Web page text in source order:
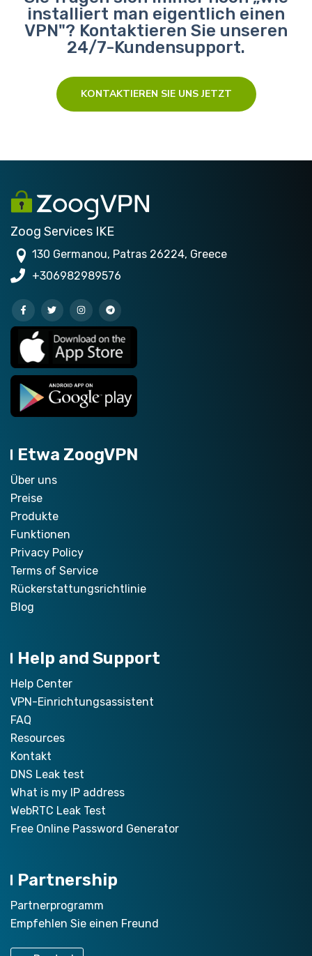
installiert man eigentlich einen
VPN"? Kontaktieren Sie unseren
24/7-Kundensupport.
KONTAKTIEREN SIE UNS JETZT
Zoog Services IKE
130 Germanou, Patras 26224, Greece
+306982989576
Etwa ZoogVPN
Über uns
Preise
Produkte
Funktionen
Privacy Policy
Terms of Service
Rückerstattungsrichtlinie
Blog
Help and Support
Help Center
VPN-Einrichtungsassistent
FAQ
Resources
Kontakt
DNS Leak test
What is my IP address
WebRTC Leak Test
Free Online Password Generator
Partnership
Partnerprogramm
Empfehlen Sie einen Freund